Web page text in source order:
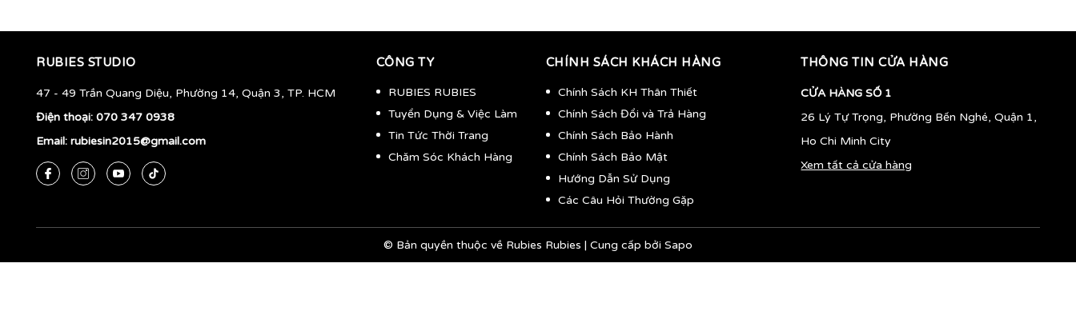
RUBIES STUDIO
47 - 49 Trần Quang Diệu, Phường 14, Quận 3, TP. HCM
Điện thoại: 070 347 0938
Email: rubiesin2015@gmail.com
CÔNG TY
RUBIES RUBIES
Tuyển Dụng & Việc Làm
Tin Tức Thời Trang
Chăm Sóc Khách Hàng
CHÍNH SÁCH KHÁCH HÀNG
Chính Sách KH Thân Thiết
Chính Sách Đổi và Trả Hàng
Chính Sách Bảo Hành
Chính Sách Bảo Mật
Hướng Dẫn Sử Dụng
Các Câu Hỏi Thường Gặp
THÔNG TIN CỬA HÀNG
CỬA HÀNG SỐ 1
26 Lý Tự Trọng, Phường Bến Nghé, Quận 1,
Ho Chi Minh City
Xem tất cả cửa hàng
© Bản quyền thuộc về Rubies Rubies | Cung cấp bởi Sapo